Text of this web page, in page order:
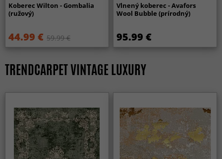
Koberec Wilton - Gombalia
(ružový)
44.99 € 59.99 €
Vlnený koberec - Avafors
Wool Bubble (prírodný)
95.99 €
TRENDCARPET VINTAGE LUXURY